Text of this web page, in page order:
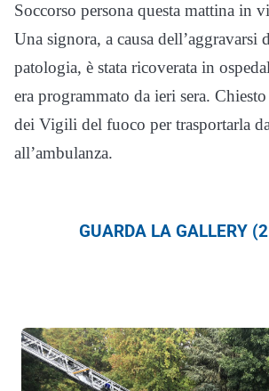
Soccorso persona questa mattina in
Una signora, a causa dell’aggravarsi
patologia, è stata ricoverata in
era programmato da ieri sera.
dei Vigili del fuoco per trasportarla
all’ambulanza.
GUARDA LA GALLERY